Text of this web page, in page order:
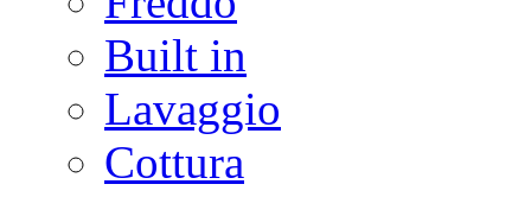
Built in
Lavaggio
Cottura